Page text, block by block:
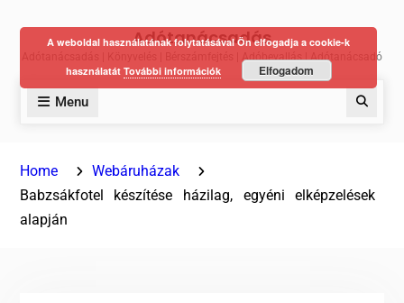
Adótanácsadás
Adótanácsadás | Könyvelés | Bérszámfejtés | Adóbevallás | Adótanácsadó
Menu
Home
Webáruházak
Babzsákfotel készítése házilag, egyéni elképzelések
alapján
A weboldal használatának folytatásával Ön elfogadja a cookie-k
használatát További információk Elfogadom